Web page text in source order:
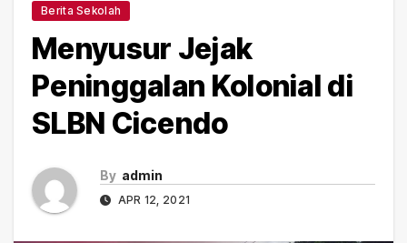
Berita Sekolah
Menyusur Jejak
Peninggalan Kolonial di
SLBN Cicendo
By admin
APR 12, 2021